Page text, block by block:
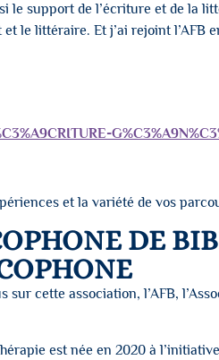
le support de l’écriture et de la
le littéraire. Et j’ai rejoint l’AFB
et la variété de vos
DE
cette association, l’AFB,
est née en 2020 à